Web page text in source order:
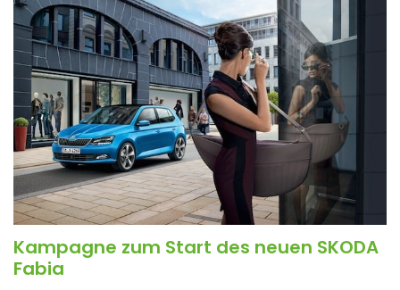
Kampagne zum Start des neuen SKODA
Fabia